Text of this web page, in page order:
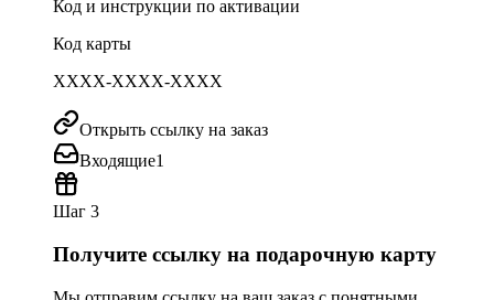
Код и инструкции по активации
Код карты
XXXX-XXXX-XXXX
Открыть ссылку на заказ
Входящие1
Шаг 3
Получите ссылку на подарочную карту